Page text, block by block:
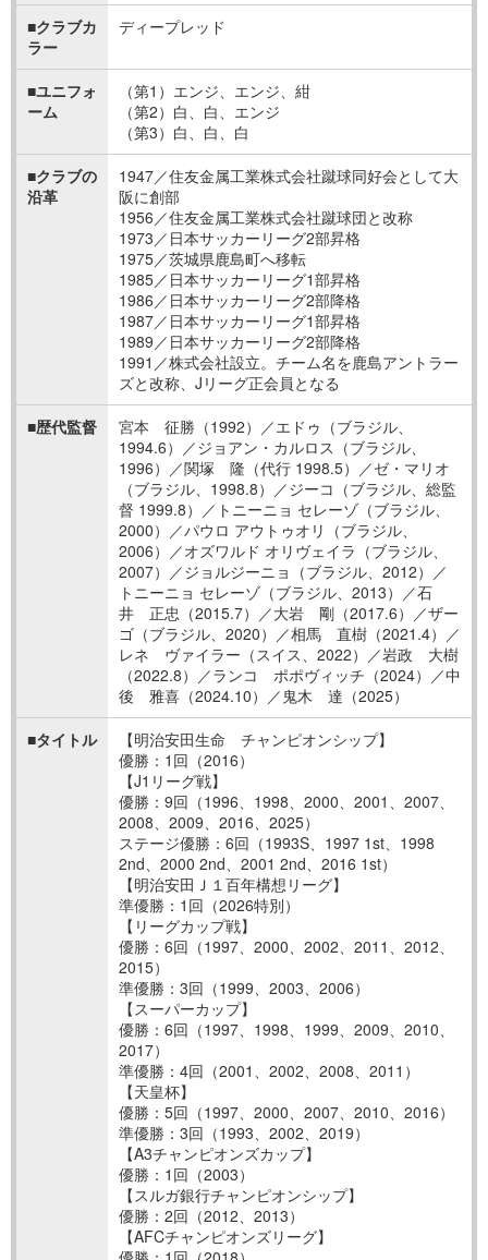
■クラブカ
ラー
ディープレッド
■ユニフォ
ーム
（第1）エンジ、エンジ、紺
（第2）白、白、エンジ
（第3）白、白、白
■クラブの
沿革
1947／住友金属工業株式会社蹴球同好会として大
阪に創部
1956／住友金属工業株式会社蹴球団と改称
1973／日本サッカーリーグ2部昇格
1975／茨城県鹿島町へ移転
1985／日本サッカーリーグ1部昇格
1986／日本サッカーリーグ2部降格
1987／日本サッカーリーグ1部昇格
1989／日本サッカーリーグ2部降格
1991／株式会社設立。チーム名を鹿島アントラー
ズと改称、Jリーグ正会員となる
■歴代監督
宮本 征勝（1992）／エドゥ（ブラジル、
1994.6）／ジョアン・カルロス（ブラジル、
1996）／関塚 隆（代行 1998.5）／ゼ・マリオ
（ブラジル、1998.8）／ジーコ（ブラジル、総監
督 1999.8）／トニーニョ セレーゾ（ブラジル、
2000）／パウロ アウトゥオリ（ブラジル、
2006）／オズワルド オリヴェイラ（ブラジル、
2007）／ジョルジーニョ（ブラジル、2012）／
トニーニョ セレーゾ（ブラジル、2013）／石
井 正忠（2015.7）／大岩 剛（2017.6）／ザー
ゴ（ブラジル、2020）／相馬 直樹（2021.4）／
レネ ヴァイラー（スイス、2022）／岩政 大樹
（2022.8）／ランコ ポポヴィッチ（2024）／中
後 雅喜（2024.10）／鬼木 達（2025）
■タイトル
【明治安田生命 チャンピオンシップ】
優勝：1回（2016）
【J1リーグ戦】
優勝：9回（1996、1998、2000、2001、2007、
2008、2009、2016、2025）
ステージ優勝：6回（1993S、1997 1st、1998
2nd、2000 2nd、2001 2nd、2016 1st）
【明治安田Ｊ１百年構想リーグ】
準優勝：1回（2026特別）
【リーグカップ戦】
優勝：6回（1997、2000、2002、2011、2012、
2015）
準優勝：3回（1999、2003、2006）
【スーパーカップ】
優勝：6回（1997、1998、1999、2009、2010、
2017）
準優勝：4回（2001、2002、2008、2011）
【天皇杯】
優勝：5回（1997、2000、2007、2010、2016）
準優勝：3回（1993、2002、2019）
【A3チャンピオンズカップ】
優勝：1回（2003）
【スルガ銀行チャンピオンシップ】
優勝：2回（2012、2013）
【AFCチャンピオンズリーグ】